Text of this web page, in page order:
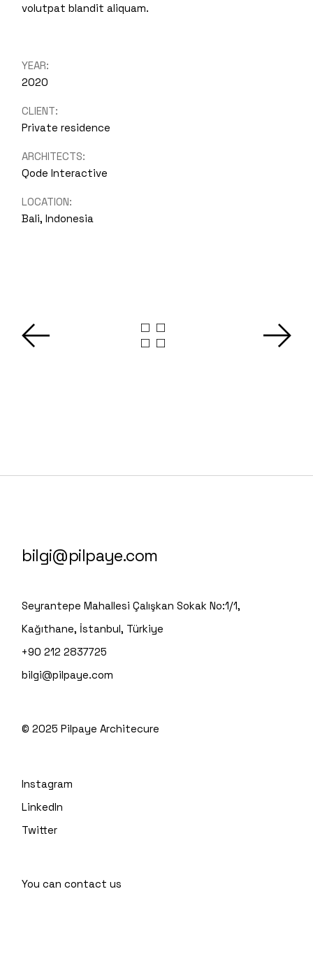
volutpat blandit aliquam.
YEAR:
2020
CLIENT:
Private residence
ARCHITECTS:
Qode Interactive
LOCATION:
Bali, Indonesia
bilgi@pilpaye.com
Seyrantepe Mahallesi Çalışkan Sokak No:1/1,
Kağıthane, İstanbul, Türkiye
+90 212 2837725
bilgi@pilpaye.com
© 2025Pilpaye Architecure
Instagram
LinkedIn
Twitter
You can contact us